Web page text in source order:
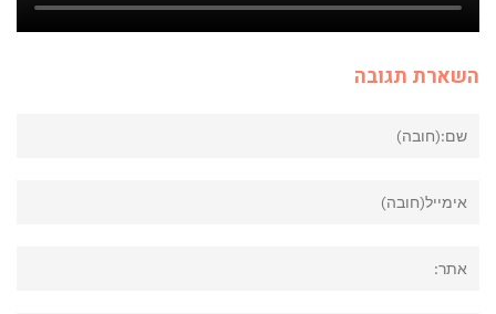
השארת תגובה